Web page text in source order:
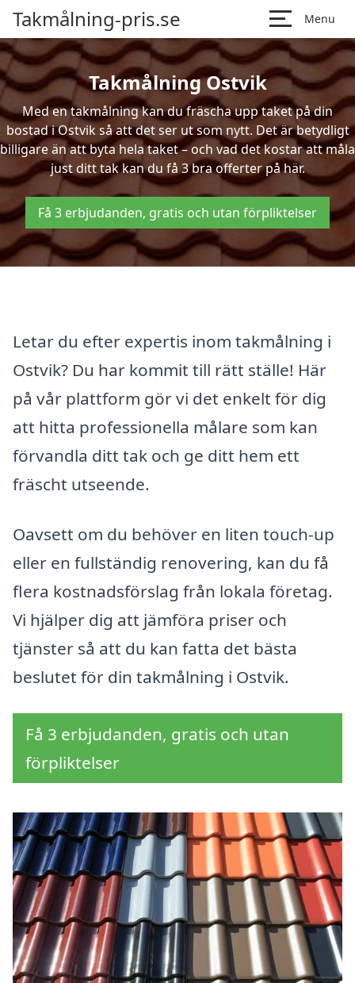
Takmålning-pris.se Menu
Takmålning Ostvik
Med en takmålning kan du fräscha upp taket på din
bostad i Ostvik så att det ser ut som nytt. Det är betydligt
billigare än att byta hela taket – och vad det kostar att måla
just ditt tak kan du få 3 bra offerter på här.
Få 3 erbjudanden, gratis och utan förpliktelser
Letar du efter expertis inom takmålning i
Ostvik? Du har kommit till rätt ställe! Här
på vår plattform gör vi det enkelt för dig
att hitta professionella målare som kan
förvandla ditt tak och ge ditt hem ett
fräscht utseende.
Oavsett om du behöver en liten touch-up
eller en fullständig renovering, kan du få
flera kostnadsförslag från lokala företag.
Vi hjälper dig att jämföra priser och
tjänster så att du kan fatta det bästa
beslutet för din takmålning i Ostvik.
Få 3 erbjudanden, gratis och utan
förpliktelser